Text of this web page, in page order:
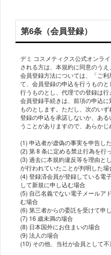
第6条（会員登録）
デミ コスメティクス公式オンラ
される方は、本規約に同意のう
会員登録方法については、「ご
て、会員登録の申込を行うもの
行うものとし、代理での登録は行
会員登録手続きは、前項の申込
ものとします。ただし、次のい
登録の申込を承諾しないか、あ
うことがありますので、あらかじ
(1) 申込者が虚偽の事実を申告し
(2) 第 8 条に定める禁止行為を行
(3) 過去に本規約違反等を理由と
が行われていたことが判明した場
(4) 登録済会員が登録している電
して新規に申し込む場合
(5) 自己名義でない電子メールア
む場合
(6) 第三者からの委託を受けて申
(7) 16 歳未満の場合
(8) 日本国外にお住まいの場合
(9) 法人の場合
(10) その他、当社が会員として